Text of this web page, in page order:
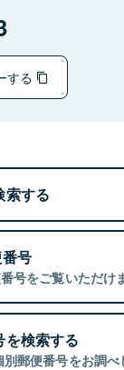
する
索する
号
号をご覧いただけ
を検索する
郵便番号をお調べ